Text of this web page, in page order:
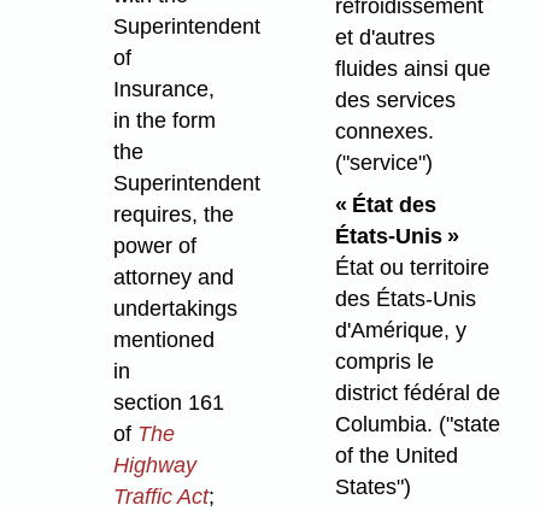
Superintendent
of
Insurance,
in the form
the
Superintendent
requires, the
power of
attorney and
undertakings
mentioned
in
section 161
of The
Highway
Traffic Act;
refroidissement
et d'autres
fluides ainsi que
des services
connexes.
("service")
« État des
États-Unis »
État ou territoire
des États-Unis
d'Amérique, y
compris le
district fédéral de
Columbia. ("state
of the United
States")